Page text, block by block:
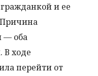
и ее
Причина
— оба
В ходе
перейти от